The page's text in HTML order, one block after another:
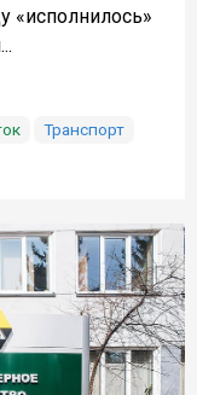
«исполнилось»
Транспорт